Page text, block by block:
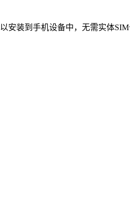
安装到手机设备中，无需实体